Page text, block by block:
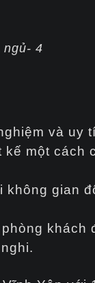
ngủ- 4
và uy
một cách
gian
khách